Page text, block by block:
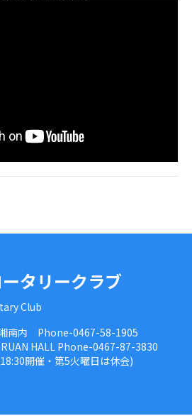
タリークラブ
Club
南内 Phone-0467-58-1905
HALL Phone-0467-87-3830
開催・第5火曜日は休会)